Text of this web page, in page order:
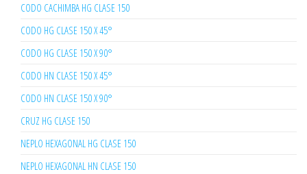
CODO CACHIMBA HG CLASE 150
CODO HG CLASE 150 X 45°
CODO HG CLASE 150 X 90°
CODO HN CLASE 150 X 45°
CODO HN CLASE 150 X 90°
CRUZ HG CLASE 150
NEPLO HEXAGONAL HG CLASE 150
NEPLO HEXAGONAL HN CLASE 150